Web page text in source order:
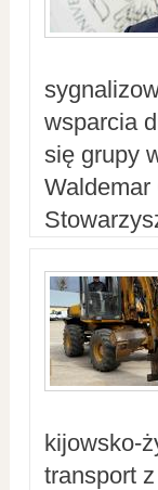
wsparcia
się grupy
Waldemar
kijowsko-
transport